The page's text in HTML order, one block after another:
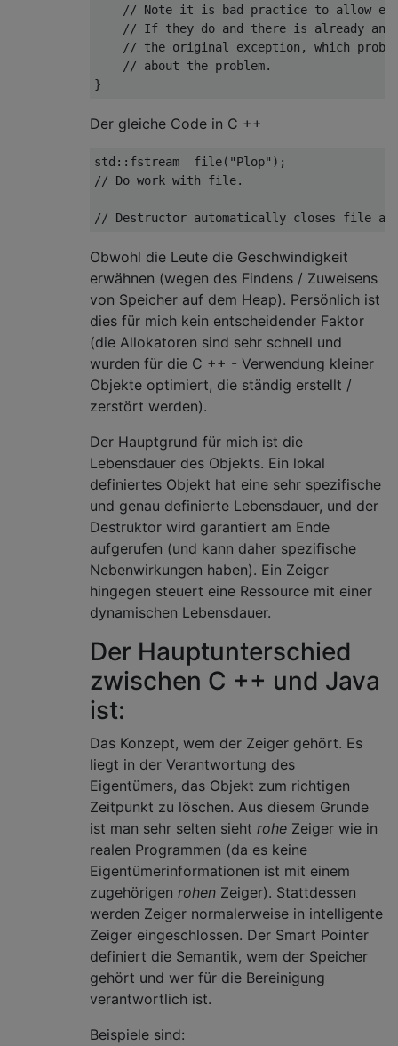
// Note it is bad practice to allow
// If they do and there is already an
// the original exception, which
// about the problem.
Der gleiche Code in C ++
std ::fstream file( "Plop" )
// Do work with file.
// Destructor automatically closes file
Obwohl die Leute die Geschwindigkeit
erwähnen (wegen des Findens / Zuweisens
von Speicher auf dem Heap). Persönlich ist
dies für mich kein entscheidender Faktor
(die Allokatoren sind sehr schnell und
wurden für die C ++ - Verwendung kleiner
Objekte optimiert, die ständig erstellt /
zerstört werden).
Der Hauptgrund für mich ist die
Lebensdauer des Objekts. Ein lokal
definiertes Objekt hat eine sehr spezifische
und genau definierte Lebensdauer, und der
Destruktor wird garantiert am Ende
aufgerufen (und kann daher spezifische
Nebenwirkungen haben). Ein Zeiger
hingegen steuert eine Ressource mit einer
dynamischen Lebensdauer.
Der Hauptunterschied
zwischen C ++ und Java
ist:
Das Konzept, wem der Zeiger gehört. Es
liegt in der Verantwortung des
Eigentümers, das Objekt zum richtigen
Zeitpunkt zu löschen. Aus diesem Grunde
ist man sehr selten sieht rohe Zeiger wie in
realen Programmen (da es keine
Eigentümerinformationen ist mit einem
zugehörigen rohen Zeiger). Stattdessen
werden Zeiger normalerweise in intelligente
Zeiger eingeschlossen. Der Smart Pointer
definiert die Semantik, wem der Speicher
gehört und wer für die Bereinigung
verantwortlich ist.
Beispiele sind: